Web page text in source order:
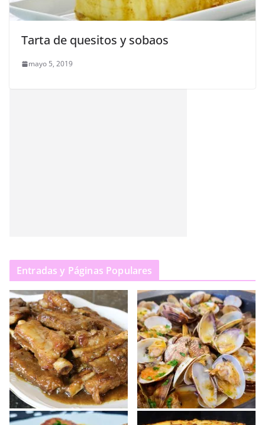
Tarta de quesitos y sobaos
mayo 5, 2019
Entradas y Páginas Populares